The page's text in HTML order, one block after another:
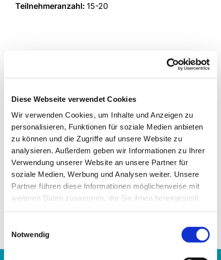
Diese Webseite verwendet Cookies
Wir verwenden Cookies, um Inhalte und Anzeigen zu
personalisieren, Funktionen für soziale Medien anbieten
zu können und die Zugriffe auf unsere Website zu
analysieren. Außerdem geben wir Informationen zu Ihrer
Verwendung unserer Website an unsere Partner für
soziale Medien, Werbung und Analysen weiter. Unsere
Partner führen diese Informationen möglicherweise mit
weiteren Daten zusammen, die Sie ihnen bereitgestellt
Notwendig
Teilnehmeranzahl: 15-20